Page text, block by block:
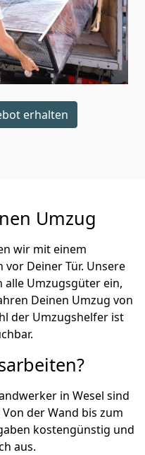
erhalten
Umzug
wir mit einem
Deiner Tür. Unsere
alle Umzugsgüter ein,
Deinen Umzug von
der Umzugshelfer ist
in Wesel sind
Von der Wand bis zum
kostengünstig und
aus.